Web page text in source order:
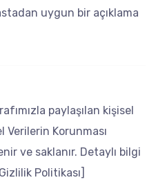
uygun bir açıklama
paylaşılan kişisel
Verilerin Korunması
ve saklanır. Detaylı bilgi
Politikası]